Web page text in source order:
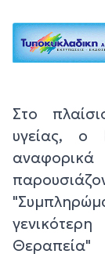
Στο
υγείας, ο